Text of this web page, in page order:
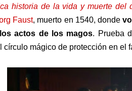
historia de la vida y muerte del
Faust, muerto en 1540, donde
actos de los magos. Prueba
círculo mágico de protección en el